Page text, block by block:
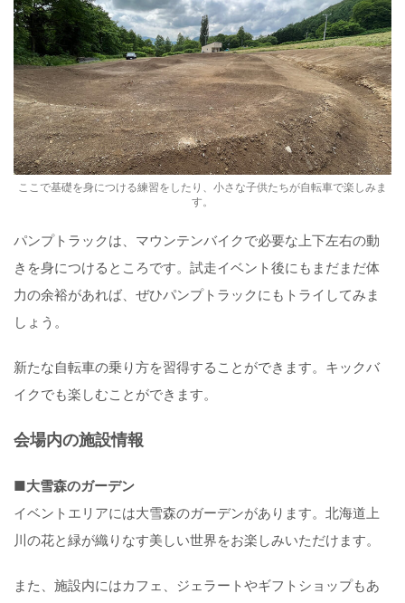
ここで基礎を身につける練習をしたり、小さな子供たちが自転車で楽しみま
す。
パンプトラックは、マウンテンバイクで必要な上下左右の動
きを身につけるところです。試走イベント後にもまだまだ体
力の余裕があれば、ぜひパンプトラックにもトライしてみま
しょう。
新たな自転車の乗り方を習得することができます。キックバ
イクでも楽しむことができます。
会場内の施設情報
■大雪森のガーデン
イベントエリアには大雪森のガーデンがあります。北海道上
川の花と緑が織りなす美しい世界をお楽しみいただけます。
また、施設内にはカフェ、ジェラートやギフトショップもあ